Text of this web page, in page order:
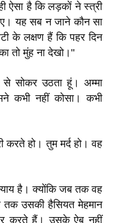
ऐसा है कि लड़कों ने स्त्री
यह सब न जाने कौन सा
के लक्षण हैं कि पहर दिन
तो मुंह ना देखो।"
सोकर उठता हूं। अम्मा
कभी नहीं कोसा। कभी
करते हो। तुम मर्द हो। वह
है। क्योंकि जब तक वह
तक उसकी हैसियत मेहमान
करते हैं। उसके ऐब नहीं